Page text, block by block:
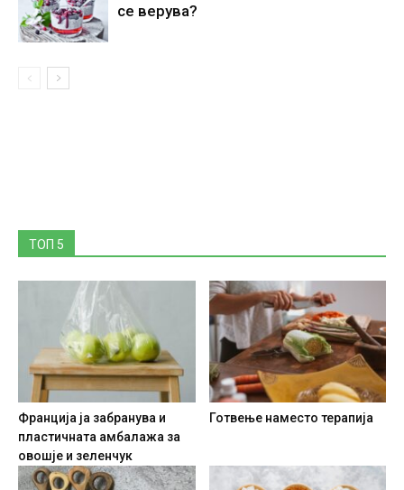
се верува?
ТОП 5
Франција ја забранува и
пластичната амбалажа за
овошје и зеленчук
Готвење наместо терапија